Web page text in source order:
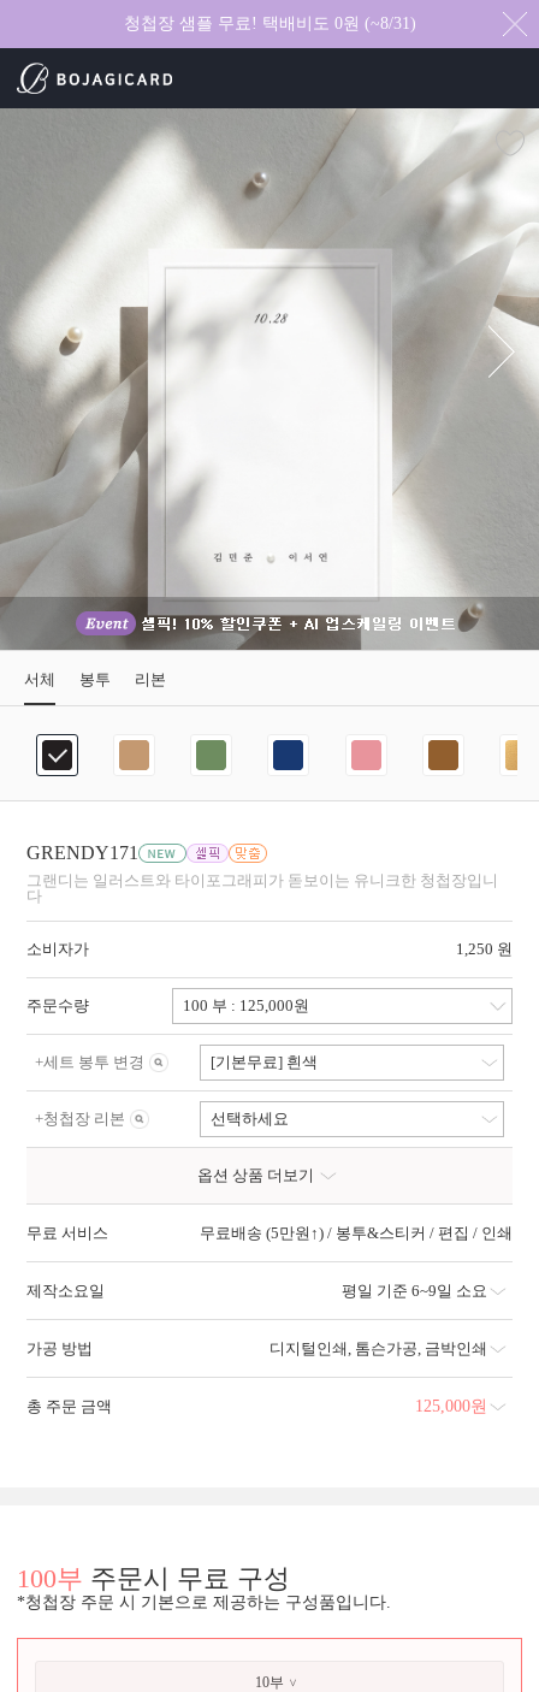
청첩장 샘플 무료! 택배비도 0원 (~8/31)
GRENDY171
그랜디는 일러스트와 타이포그래피가 돋보이는 유니크한 청첩장입니
다
소비자가 1,250 원
서체 봉투 리본
주문수량
+세트 봉투 변경 [기본무료] 흰색
+청첩장 리본 선택하세요
옵션 상품 더보기
무료 서비스 무료배송 (5만원↑) / 봉투&스티커 / 편집 / 인쇄
제작소요일 평일 기준 6~9일 소요
가공 방법 디지털인쇄 톰슨가공 금박인쇄
총 주문 금액 125,000원
100부 주문시 무료 구성
*청첩장 주문 시 기본으로 제공하는 구성품입니다.
10부